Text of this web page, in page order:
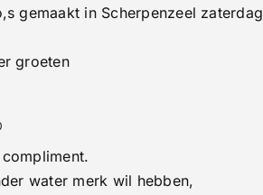
gemaakt in Scherpenzeel zaterdag
groeten
water merk wil hebben,